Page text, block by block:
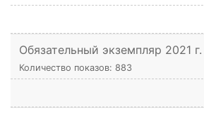
Обязательный экземпляр 2021 г.
Количество показов: 883